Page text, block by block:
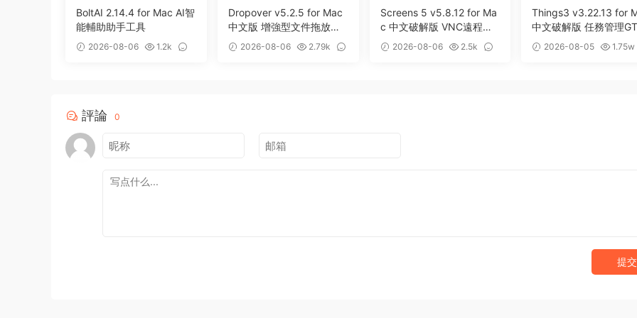
BoltAI 2.14.4 for Mac AI智
能輔助助手工具
2026-08-06
1.2k
Dropover v5.2.5 for Mac
中文版 增強型文件拖放暫
存備用整理工具
2026-08-06
2.79k
Screens 5 v5.8.12 for Ma
c 中文破解版 VNC遠程桌
面客戶端應用程序
2026-08-06
2.5k
Things3 v3.22.13 for
中文破解版 任務管理
效率工具
2026-08-05
1.75w
評論 0
提交